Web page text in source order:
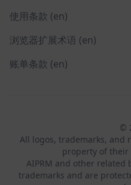
使用条款 (en)
浏览器扩展术语 (en)
账单条款 (en)
©
All logos, trademarks, and
property of their
AIPRM and other related
trademarks and are